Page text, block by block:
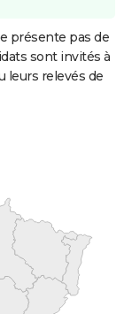
présente pas de
sont invités à
leurs relevés de